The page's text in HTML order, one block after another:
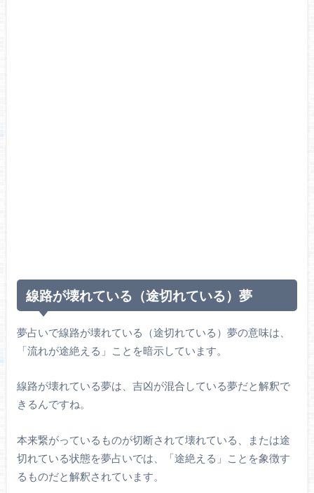
線路が壊れている（途切れている）夢
夢占いで線路が壊れている（途切れている）夢の意味は、
「流れが途絶える」ことを暗示しています。
線路が壊れている夢は、吉凶が混合している夢だと解釈で
きるんですね。
本来繋がっているものが切断されて壊れている、または途
切れている状態を夢占いでは、「途絶える」ことを象徴す
るものだと解釈されています。